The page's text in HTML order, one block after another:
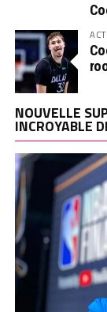
NOUVELLE
INCROYABLE